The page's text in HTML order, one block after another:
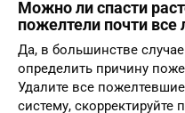
Можно ли спасти
пожелтели почти все
Да, в большинстве
определить причину
Удалите все
систему,